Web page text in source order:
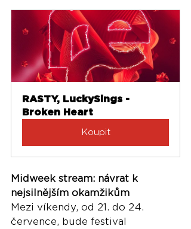
RASTY, LuckySings -
Broken Heart
Koupit
Midweek stream: návrat k
nejsilnějším okamžikům
Mezi víkendy, od 21. do 24.
července, bude festival